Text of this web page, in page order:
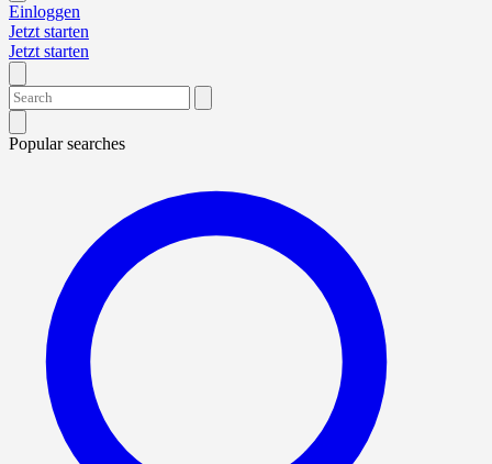
Einloggen
Jetzt starten
Jetzt starten
Popular searches